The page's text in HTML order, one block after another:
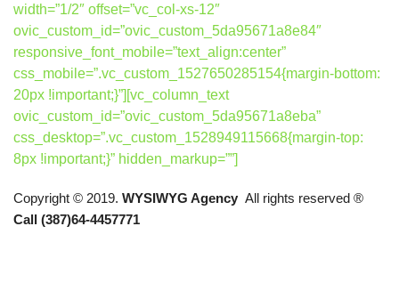
width=”1/2″ offset=”vc_col-xs-12″
ovic_custom_id=”ovic_custom_5da95671a8e84″
responsive_font_mobile=”text_align:center”
css_mobile=”.vc_custom_1527650285154{margin-bottom:
20px !important;}”][vc_column_text
ovic_custom_id=”ovic_custom_5da95671a8eba”
css_desktop=”.vc_custom_1528949115668{margin-top:
8px !important;}” hidden_markup=””]
Copyright © 2019. WYSIWYG Agency All rights reserved ®
Call (387)64-4457771